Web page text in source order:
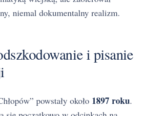
niemal dokumentalny realizm.
i pisanie
powstały około 1897 roku.